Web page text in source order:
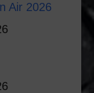
Air 2026